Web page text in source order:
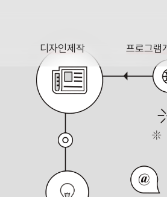
디자인제작
DESIGN
프로그램